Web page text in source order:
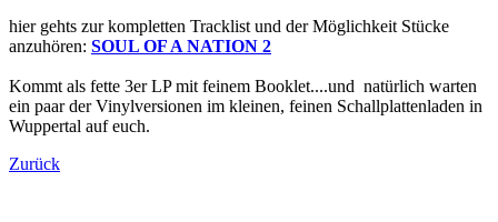
hier gehts zur kompletten Tracklist und der Möglichkeit Stücke
anzuhören: SOUL OF A NATION 2
Kommt als fette 3er LP mit feinem Booklet....und natürlich warten
ein paar der Vinylversionen im kleinen, feinen Schallplattenladen in
Wuppertal auf euch.
Zurück